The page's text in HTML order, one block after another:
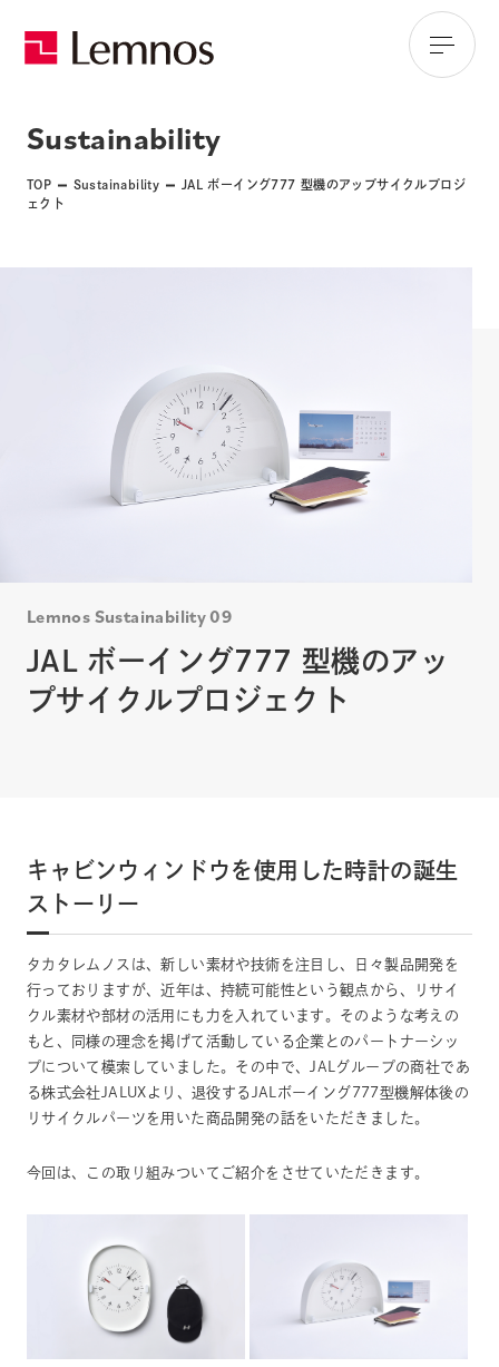
Sustainability
TOP Sustainability
JAL ボーイング777 型機のアップサイクルプロジ
ェクト
Lemnos Sustainability 09
JAL ボーイング777 型機のアッ
プサイクルプロジェクト
キャビンウィンドウを使用した時計の誕生
ストーリー
タカタレムノスは、新しい素材や技術を注目し、日々製品開発を
行っておりますが、近年は、持続可能性という観点から、リサイ
クル素材や部材の活用にも力を入れています。そのような考えの
もと、同様の理念を掲げて活動している企業とのパートナーシッ
プについて模索していました。その中で、JALグループの商社であ
る株式会社JALUXより、退役するJALボーイング777型機解体後の
リサイクルパーツを用いた商品開発の話をいただきました。
今回は、この取り組みついてご紹介をさせていただきます。